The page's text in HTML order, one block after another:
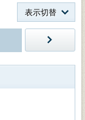
表示切替